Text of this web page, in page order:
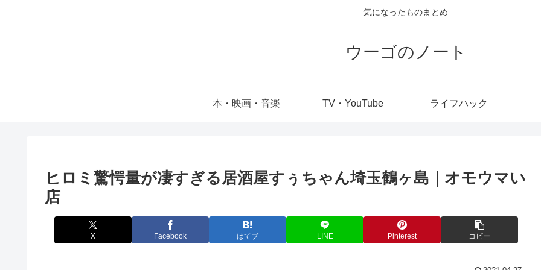
気になったものまとめ
ウーゴのノート
本・映画・音楽 TV・YouTube ライフハック
ヒロミ驚愕量が凄すぎる居酒屋すぅちゃん埼玉鶴ヶ島｜オモウマい
店
X Facebook はてブ LINE Pinterest コピー